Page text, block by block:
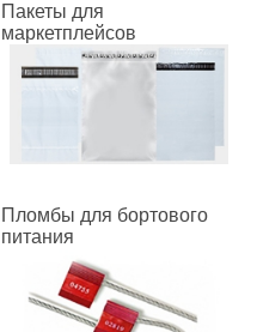
Пакеты для
маркетплейсов
Пломбы для бортового
питания